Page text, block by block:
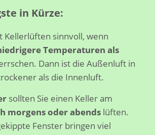
in Kürze:
Kellerlüften sinnvoll, wenn
Temperaturen als
Dann ist die Außenluft in
als die Innenluft.
sollten Sie einen Keller am
morgens oder abendslüften.
Fenster bringen viel